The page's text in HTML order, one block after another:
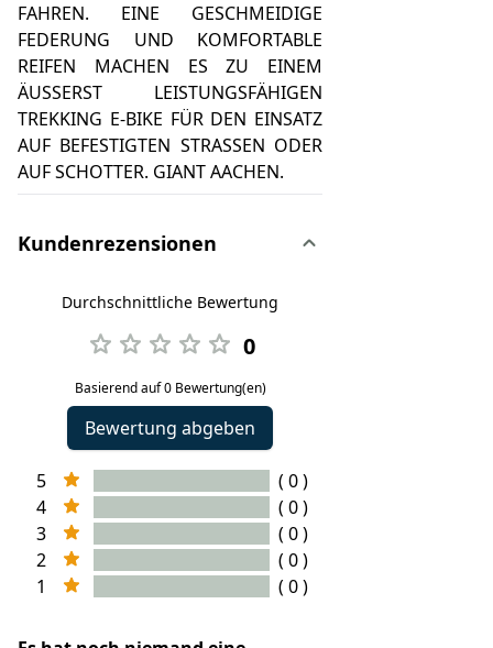
FAHREN. EINE GESCHMEIDIGE
FEDERUNG UND KOMFORTABLE
REIFEN MACHEN ES ZU EINEM
ÄUSSERST LEISTUNGSFÄHIGEN
TREKKING E-BIKE FÜR DEN EINSATZ
AUF BEFESTIGTEN STRASSEN ODER
AUF SCHOTTER. GIANT AACHEN.
Kundenrezensionen
Durchschnittliche Bewertung
0
Basierend auf 0 Bewertung(en)
Bewertung abgeben
5
( 0 )
4
( 0 )
3
( 0 )
2
( 0 )
1
( 0 )